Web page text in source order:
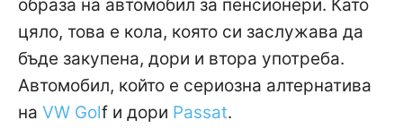
образа на автомобил за пенсионери. Като
цяло, това е кола, която си заслужава да
бъде закупена, дори и втора употреба.
Автомобил, който е сериозна алтернатива
на VW Golf и дори Passat.